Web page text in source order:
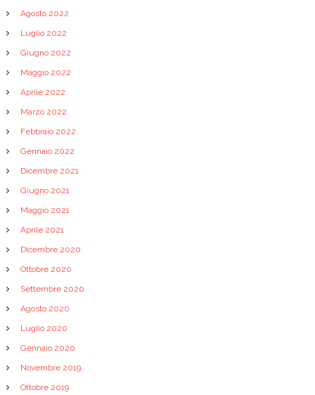
Agosto 2022
Luglio 2022
Giugno 2022
Maggio 2022
Aprile 2022
Marzo 2022
Febbraio 2022
Gennaio 2022
Dicembre 2021
Giugno 2021
Maggio 2021
Aprile 2021
Dicembre 2020
Ottobre 2020
Settembre 2020
Agosto 2020
Luglio 2020
Gennaio 2020
Novembre 2019
Ottobre 2019